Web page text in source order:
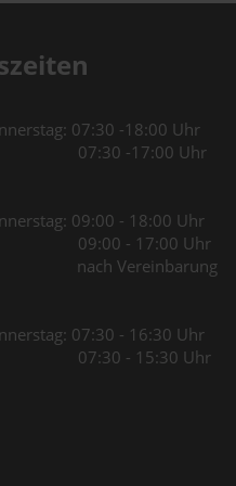
07:30 -18:00 Uhr
-17:00 Uhr
09:00 - 18:00 Uhr
- 17:00 Uhr
Vereinbarung
07:30 - 16:30 Uhr
- 15:30 Uhr